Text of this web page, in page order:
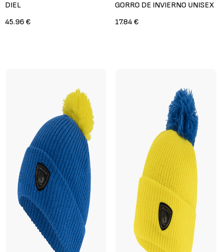
DIEL
45.96 €
GORRO DE INVIERNO UNISEX
17.84 €